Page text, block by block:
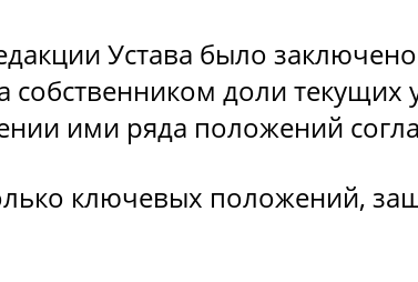
Устава было
доли текущих
ими ряда положений
ключевых положений,